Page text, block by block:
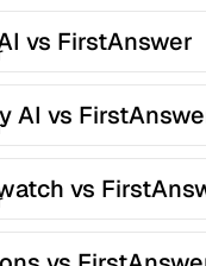
vs FirstAnswer
AI vs
vs